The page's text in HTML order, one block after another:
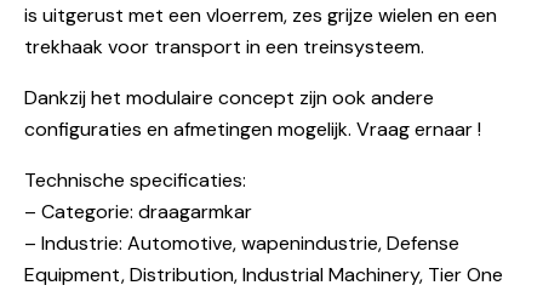
is uitgerust met een vloerrem, zes grijze wielen en een
trekhaak voor transport in een treinsysteem.
Dankzij het modulaire concept zijn ook andere
configuraties en afmetingen mogelijk. Vraag ernaar !
Technische specificaties:
– Categorie: draagarmkar
– Industrie: Automotive, wapenindustrie, Defense
Equipment, Distribution, Industrial Machinery, Tier One